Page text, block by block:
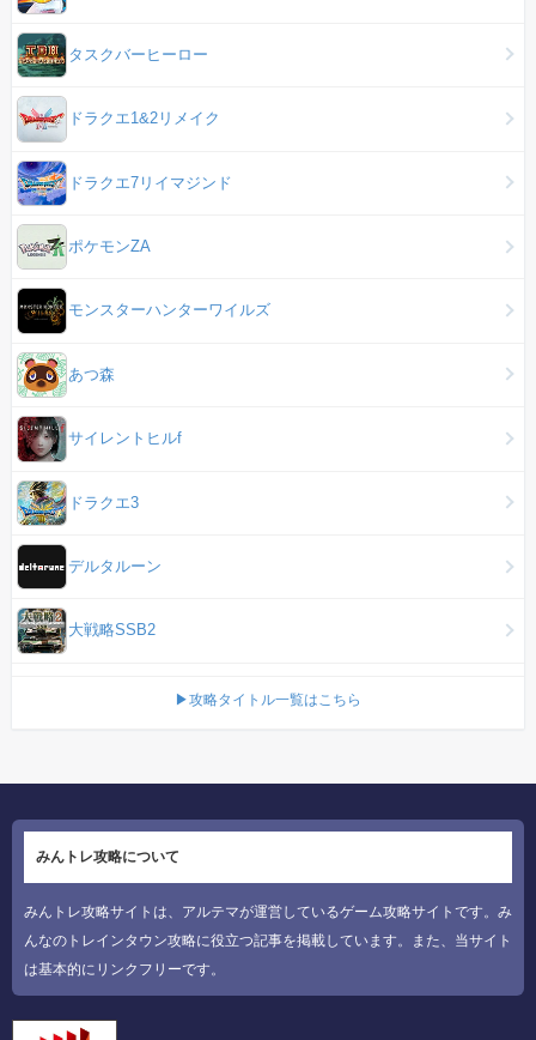
タスクバーヒーロー
ドラクエ1&2リメイク
ドラクエ7リイマジンド
ポケモンZA
モンスターハンターワイルズ
あつ森
サイレントヒルf
ドラクエ3
デルタルーン
大戦略SSB2
▶攻略タイトル一覧はこちら
みんトレ攻略について
みんトレ攻略サイトは、アルテマが運営しているゲーム攻略サイトです。み
んなのトレインタウン攻略に役立つ記事を掲載しています。また、当サイト
は基本的にリンクフリーです。